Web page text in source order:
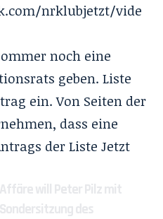
nrklubjetzt/vide
noch eine
geben. Liste
ein. Von Seiten der
dass eine
der Liste Jetzt
will Peter Pilz mit
des